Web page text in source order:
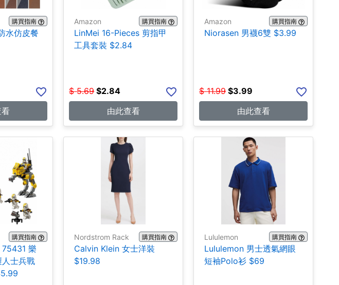
購買指南
水仿皮餐
Amazon 購買指南
LinMei 16-Pieces 剪指甲
工具套裝 $2.84
$ 5.69 $2.84
由此查看
Amazon 購買指南
Niorasen 男襪6雙 $3.99
$ 11.99 $3.99
由此查看
購買指南
75431 樂
士兵戰
Nordstrom Rack 購買指南
Calvin Klein 女士洋裝
$19.98
Lululemon 購買指南
Lululemon 男士透氣網眼
短袖Polo衫 $69